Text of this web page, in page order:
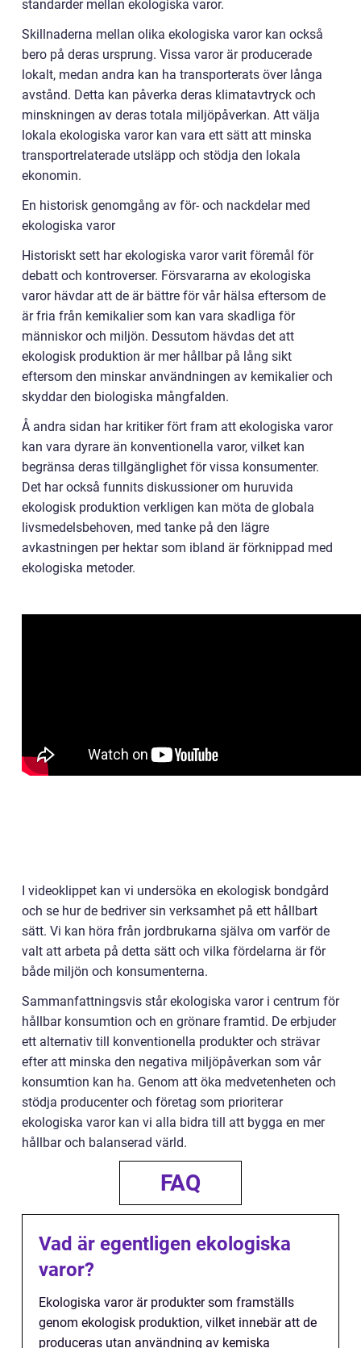
standarder mellan ekologiska varor.
Skillnaderna mellan olika ekologiska varor kan också
bero på deras ursprung. Vissa varor är producerade
lokalt, medan andra kan ha transporterats över långa
avstånd. Detta kan påverka deras klimatavtryck och
minskningen av deras totala miljöpåverkan. Att välja
lokala ekologiska varor kan vara ett sätt att minska
transportrelaterade utsläpp och stödja den lokala
ekonomin.
En historisk genomgång av för- och nackdelar med
ekologiska varor
Historiskt sett har ekologiska varor varit föremål för
debatt och kontroverser. Försvararna av ekologiska
varor hävdar att de är bättre för vår hälsa eftersom de
är fria från kemikalier som kan vara skadliga för
människor och miljön. Dessutom hävdas det att
ekologisk produktion är mer hållbar på lång sikt
eftersom den minskar användningen av kemikalier och
skyddar den biologiska mångfalden.
Å andra sidan har kritiker fört fram att ekologiska varor
kan vara dyrare än konventionella varor, vilket kan
begränsa deras tillgänglighet för vissa konsumenter.
Det har också funnits diskussioner om huruvida
ekologisk produktion verkligen kan möta de globala
livsmedelsbehoven, med tanke på den lägre
avkastningen per hektar som ibland är förknippad med
ekologiska metoder.
I videoklippet kan vi undersöka en ekologisk bondgård
och se hur de bedriver sin verksamhet på ett hållbart
sätt. Vi kan höra från jordbrukarna själva om varför de
valt att arbeta på detta sätt och vilka fördelarna är för
både miljön och konsumenterna.
Sammanfattningsvis står ekologiska varor i centrum för
hållbar konsumtion och en grönare framtid. De erbjuder
ett alternativ till konventionella produkter och strävar
efter att minska den negativa miljöpåverkan som vår
konsumtion kan ha. Genom att öka medvetenheten och
stödja producenter och företag som prioriterar
ekologiska varor kan vi alla bidra till att bygga en mer
hållbar och balanserad värld.
FAQ
Vad är egentligen ekologiska
varor?
Ekologiska varor är produkter som framställs
genom ekologisk produktion, vilket innebär att de
produceras utan användning av kemiska